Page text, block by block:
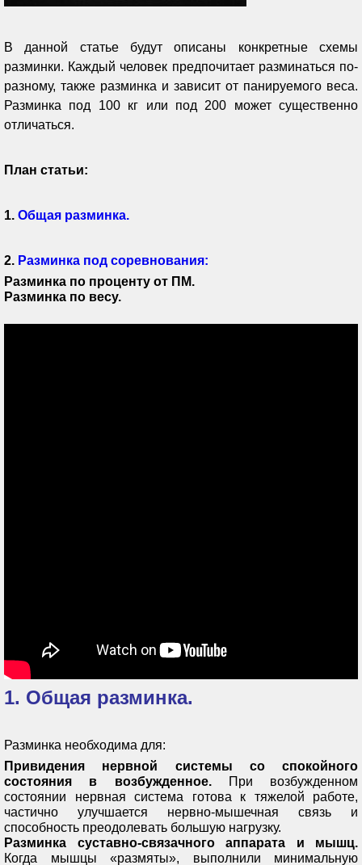
В данной статье будут описаны конкретные схемы
разминки. Каждый человек предпочитает разминаться по-
разному, также разминка и зависит от панируемого веса.
Разминка под 100 кг или под 200 может существенно
отличаться.
План статьи:
1. Общая разминка.
2. Разминка под соревнования:
Разминка по проценту от ПМ.
Разминка по весу.
1. Общая разминка.
Разминка необходима для:
Привидения нервной системы со спокойного
состояния в возбужденное.При возбужденном
состоянии нервная система готова к тяжелой работе,
частично улучшается нервно-мышечная связь и
способность преодолевать большую нагрузку.
Разминка суставно-связачного аппарата и мышц.
Когда мышцы «размяты», выполнили минимальную